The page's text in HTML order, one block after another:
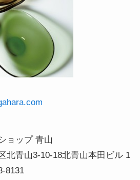
ョップ 青山
北青山3-10-18北青山本田ビル 1F
8131